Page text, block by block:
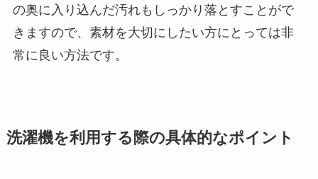
の奥に入り込んだ汚れもしっかり落とすことがで
きますので、素材を大切にしたい方にとっては非
常に良い方法です。
洗濯機を利用する際の具体的なポイント